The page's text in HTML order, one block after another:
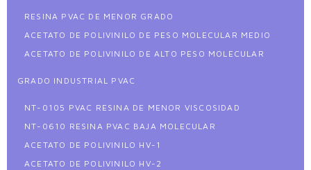
RESINA PVAC DE MENOR GRADO
ACETATO DE POLIVINILO DE PESO MOLECULAR MEDIO
ACETATO DE POLIVINILO DE ALTO PESO MOLECULAR
GRADO INDUSTRIAL PVAC
NT-0105 PVAC RESINA DE MENOR VISCOSIDAD
NT-0610 RESINA PVAC BAJA MOLECULAR
ACETATO DE POLIVINILO HV-1
ACETATO DE POLIVINILO HV-2